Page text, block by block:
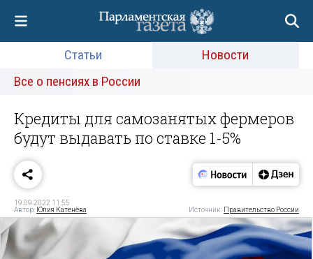
Статьи
Новости
Все о пенсиях в России
Кредиты для самозанятых фермеров
будут выдавать по ставке 1-5%
19.09.2022 11:55
Автор: Юлия Катенёва Источник: Правительство России